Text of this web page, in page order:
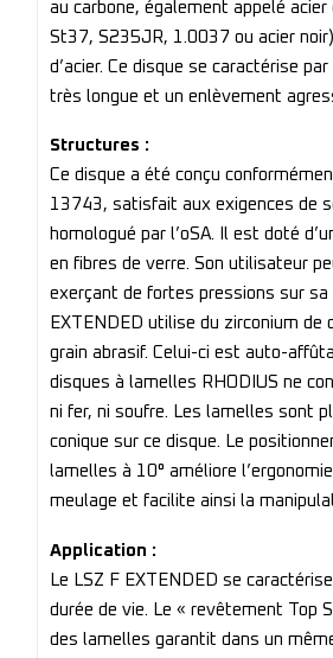
au carbone, également appelé
St37, S235JR, 1.0037 ou acier
d’acier. Ce disque se caractérise
très longue et un enlèvement
Structures :
Ce disque a été conçu
13743, satisfait aux exigences de
homologué par l’oSA. Il est doté
en fibres de verre. Son utilisateur
exerçant de fortes pressions sur sa
EXTENDED utilise du zirconium de
grain abrasif. Celui-ci est auto-
disques à lamelles RHODIUS ne
ni fer, ni soufre. Les lamelles sont
conique sur ce disque. Le
lamelles à 10° améliore
meulage et facilite ainsi la
Application :
Le LSZ F EXTENDED se
durée de vie. Le « revêtement Top
des lamelles garantit dans un